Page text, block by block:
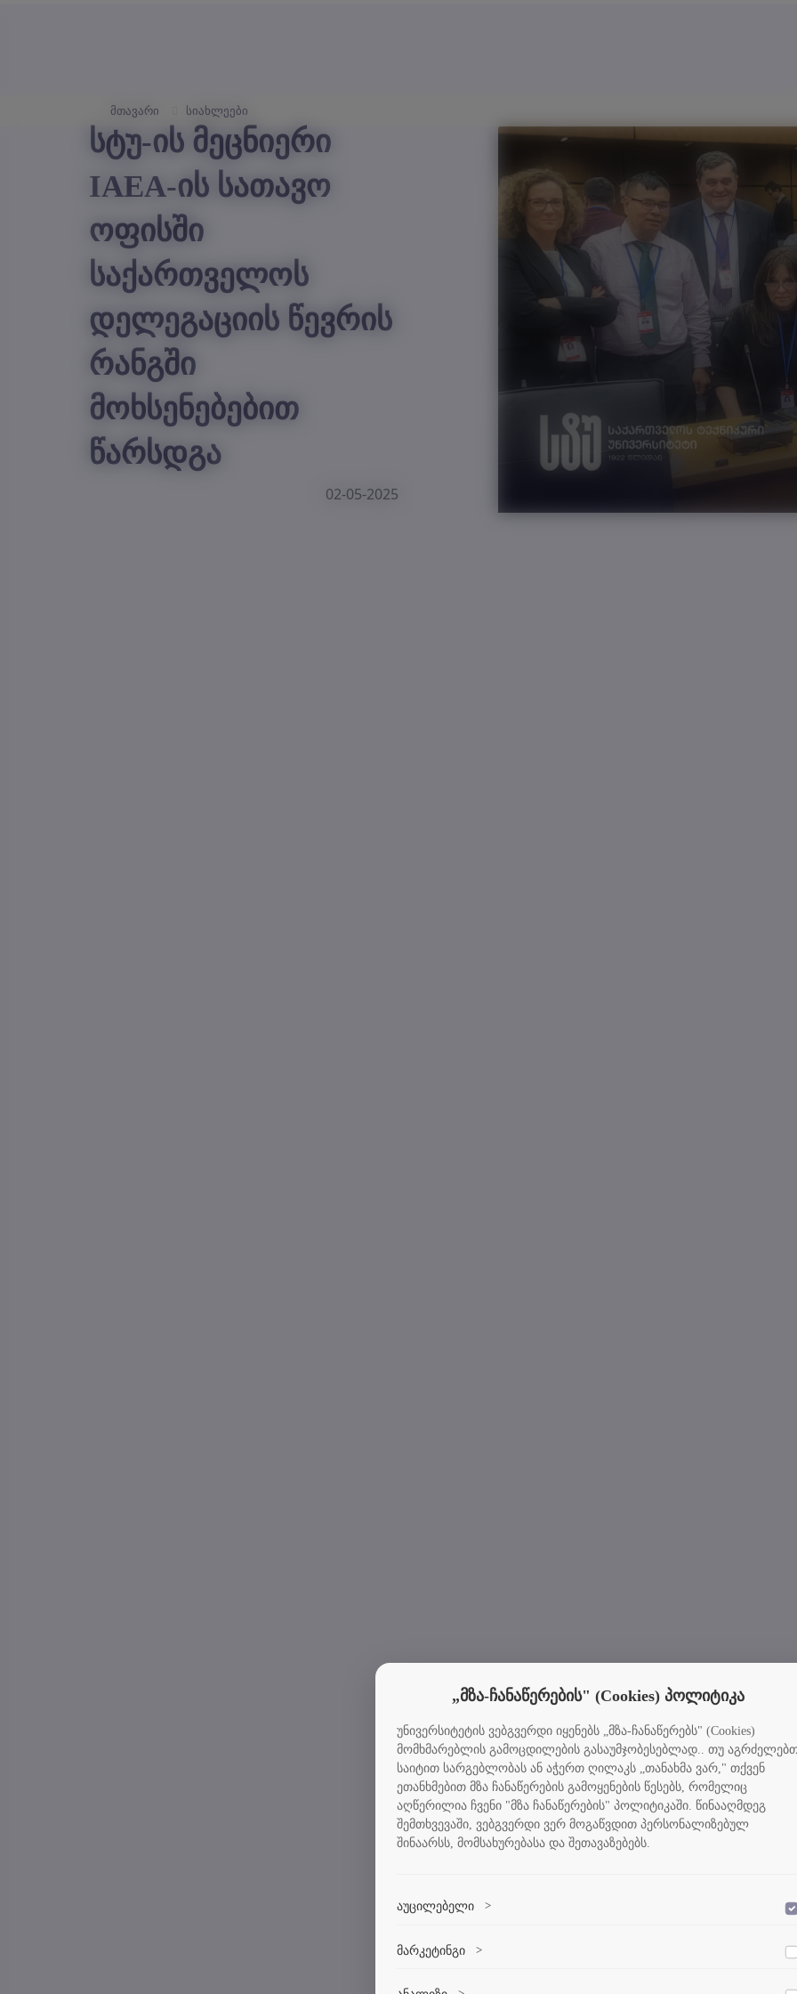
მთავარი სიახლეები
სტუ-ის მეცნიერი
IAEA-ის სათავო
ოფისში
საქართველოს
დელეგაციის წევრის
რანგში
მოხსენებებით
წარსდგა
02-05-2025
„მზა-ჩანაწერების" (Cookies) პოლიტიკა
უნივერსიტეტის ვებგვერდი იყენებს „მზა-ჩანაწერებს" (Cookies)
მომხმარებლის გამოცდილების გასაუმჯობესებლად.. თუ
საიტით სარგებლობას ან აჭერთ ღილაკს „თანახმა ვარ," თქვენ
ეთანხმებით მზა ჩანაწერების გამოყენების წესებს, რომელიც
აღწერილია ჩვენი "მზა ჩანაწერების" პოლიტიკაში. წინააღმდეგ
შემთხვევაში, ვებგვერდი ვერ მოგაწვდით პერსონალიზებულ
შინაარსს, მომსახურებასა და შეთავაზებებს.
აუცილებელი >
დაშვება
ვებსაიტის გამართული ფუნქციონირებისთვის აუცილებელი ქუქი-
ფაილები.
მარკეტინგი >
დაშვება
მარკეტინგული ქუქი-ფაილები გვეხმარება პერსონალიზებული